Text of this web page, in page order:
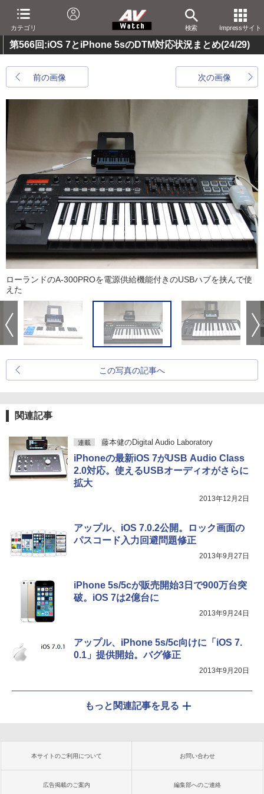
カテゴリ 検索 Impressサイト
第566回:iOS 7とiPhone 5sのDTM対応状況まとめ(24/29)
前の画像 次の画像
ローランドのA-300PROを電源供給機能付きのUSBハブを挟んで使
えた
この写真の記事へ
関連記事
連載 藤本健のDigital Audio Laboratory
iPhoneの最新iOS 7がUSB Audio Class
2.0対応。使えるUSBオーディオがさらに
拡大
2013年12月2日
アップル、iOS 7.0.2公開。ロック画面の
パスコード入力回避問題修正
2013年9月27日
iPhone 5s/5cが販売開始3日で900万台突
破。iOS 7は2億台に
2013年9月24日
アップル、iPhone 5s/5c向けに「iOS 7.
0.1」提供開始。バグ修正
2013年9月20日
もっと関連記事を見る
本サイトのご利用について お問い合わせ
広告掲載のご案内 編集部へのご連絡